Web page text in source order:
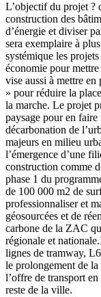
L’objectif du projet ?
construction des
d’énergie et diviser
sera exemplaire à
systémique les
économie pour
vise aussi à mettre
» pour réduire la
la marche. Le projet
paysage pour en
décarbonation de
majeurs en milieu
l’émergence d’une
construction comme
phase 1 du
de 100 000 m2 de
professionnaliser et
géosourcées et de
carbone de la ZAC
régionale et
lignes de tramway,
le prolongement de
l’offre de transport
reste de la ville.